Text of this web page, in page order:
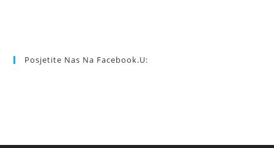
Posjetite Nas Na Facebook.u: